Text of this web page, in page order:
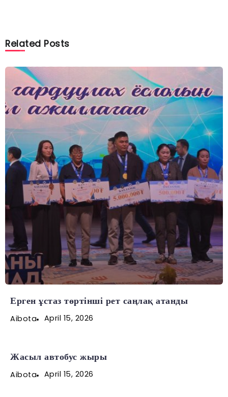
Related Posts
Ерген ұстаз төртінші рет саңлақ атанды
Aibota April 15, 2026
Жасыл автобус жыры
Aibota April 15, 2026